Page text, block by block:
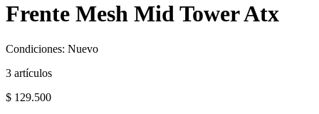
Frente Mesh Mid Tower Atx
Condiciones: Nuevo
3 artículos
$ 129.500